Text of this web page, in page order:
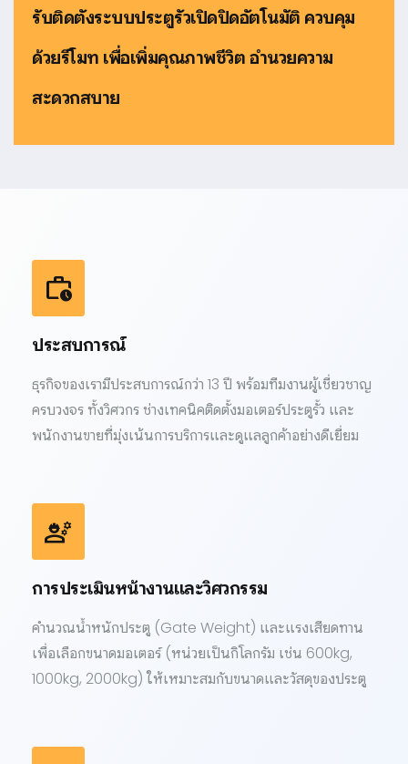
รับติดตั้งระบบประตูรั้วเปิดปิดอัตโนมัติ ควบคุม
ด้วยรีโมท เพื่อเพิ่มคุณภาพชีวิต อำนวยความ
สะดวกสบาย
work_history
ประสบการณ์
ธุรกิจของเรามีประสบการณ์กว่า 13 ปี พร้อมทีมงานผู้เชี่ยวชาญ
ครบวงจร ทั้งวิศวกร ช่างเทคนิคติดตั้งมอเตอร์ประตูรั้ว และ
พนักงานขายที่มุ่งเน้นการบริการและดูแลลูกค้าอย่างดีเยี่ยม
engineering
การประเมินหน้างานและวิศวกรรม
คำนวณน้ำหนักประตู (Gate Weight) และแรงเสียดทาน
เพื่อเลือกขนาดมอเตอร์ (หน่วยเป็นกิโลกรัม เช่น 600kg,
1000kg, 2000kg) ให้เหมาะสมกับขนาดและวัสดุของประตู